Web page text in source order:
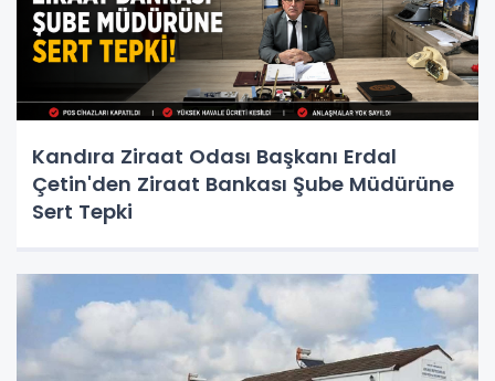
Kandıra Ziraat Odası Başkanı Erdal
Çetin'den Ziraat Bankası Şube Müdürüne
Sert Tepki